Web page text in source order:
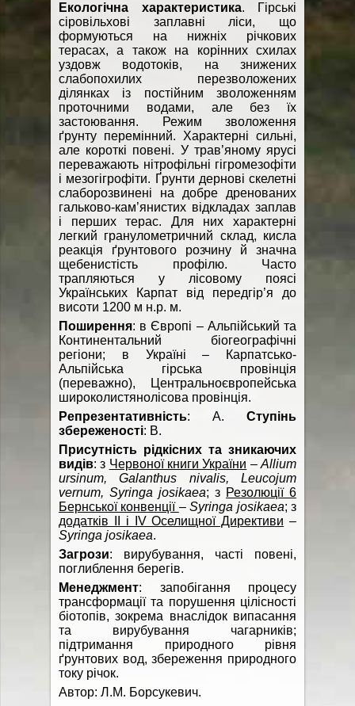
Екологічна характеристика. Гірські
сіровільхові заплавні ліси, що
формуються на нижніх річкових
терасах, а також на корінних схилах
уздовж водотоків, на знижених
слабопохилих перезволожених
ділянках із постійним зволоженням
проточними водами, але без їх
застоювання. Режим зволоження
ґрунту перемінний. Характерні сильні,
але короткі повені. У трав’яному ярусі
переважають нітрофільні гігромезофіти
і мезогігрофіти. Ґрунти дернові скелетні
слаборозвинені на добре дренованих
гальково-кам’янистих відкладах заплав
і перших терас. Для них характерні
легкий гранулометричний склад, кисла
реакція ґрунтового розчину й значна
щебенистість профілю. Часто
трапляються у лісовому поясі
Українських Карпат від передгір’я до
висоти 1200 м н.р. м.
Поширення: в Європі – Альпійський та
Континентальний біогеографічні
регіони; в Україні – Карпатсько-
Альпійська гірська провінція
(переважно), Центральноєвропейська
широколистянолісова провінція.
Репрезентативність: А. Ступінь
збереженості: В.
Присутність рідкісних та зникаючих
видів: з Червоної книги України –Allium
ursinum, Galanthus nivalis, Leucojum
vernum, Syringa josikaea; з Резолюції 6
Бернської конвенції –Syringa josikaea; з
додатків ІІ і IV Оселищної Директиви –
Syringa josikaea.
Загрози: вирубування, часті повені,
поглиблення берегів.
Менеджмент: запобігання процесу
трансформації та порушення цілісності
біотопів, зокрема внаслідок випасання
та вирубування чагарників;
підтримання природного рівня
ґрунтових вод, збереження природного
току річок.
Автор: Л.М. Борсукевич.